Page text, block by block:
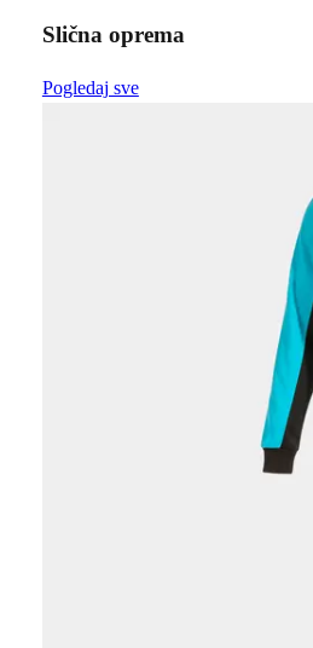
Slična oprema
Pogledaj sve